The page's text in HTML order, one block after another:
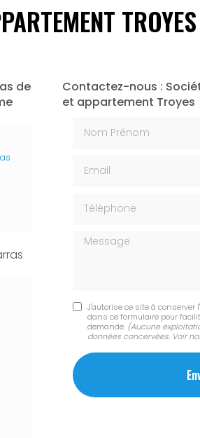
TROYES
de
Contactez-nous :
et appartement Troyes
Message
J'autorise ce site à
dans ce formulaire pour
demande. (Aucune
données concervées. Voir